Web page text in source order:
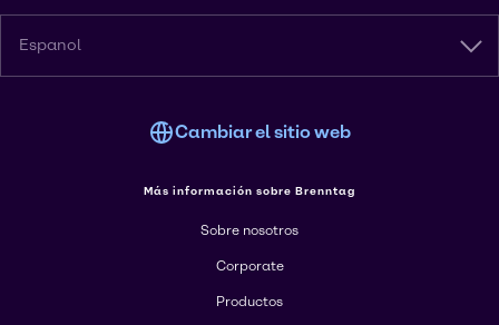
Espanol
Cambiar el sitio web
Más información sobre Brenntag
Sobre nosotros
Corporate
Productos